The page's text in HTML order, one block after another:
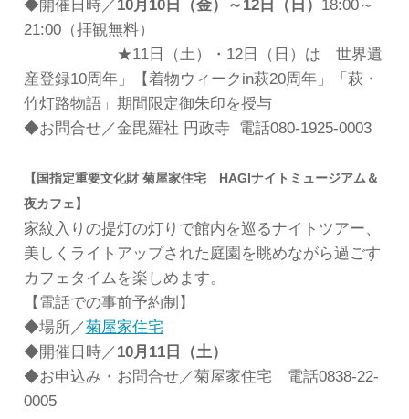
◆開催日時／ 10月10日（金）～12日（日） 18:00～
21:00（拝観無料）
★11日（土）・12日（日）は「世界遺
産登録10周年」【着物ウィークin萩20周年」「萩・
竹灯路物語」期間限定御朱印を授与
◆お問合せ／金毘羅社 円政寺 電話080-1925-0003
【国指定重要文化財 菊屋家住宅 HAGIナイトミュージアム＆
夜カフェ】
家紋入りの提灯の灯りで館内を巡るナイトツアー、
美しくライトアップされた庭園を眺めながら過ごす
カフェタイムを楽しめます。
【電話での事前予約制】
◆場所／菊屋家住宅
◆開催日時／ 10月11日（土）
◆お申込み・お問合せ／菊屋家住宅 電話0838-22-
0005